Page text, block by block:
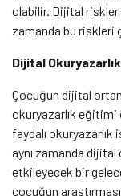
olabilir. Dijital riskler
zamanda bu riskleri
Dijital
Çocuğun dijital
okuryazarlık eğitimi
faydalı
aynı zamanda
etkileyecek bir
çocuğun